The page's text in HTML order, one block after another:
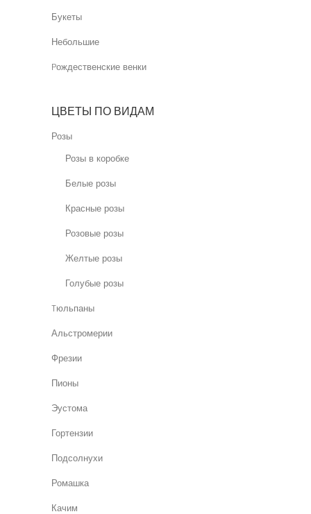
Букеты
Небольшие
Pождественские венки
ЦВЕТЫ ПО ВИДАМ
Розы
Розы в коробке
Белые розы
Красные розы
Розовые розы
Желтые розы
Голубые розы
Tюльпаны
Альстромерии
Фрезии
Пионы
Эустома
Гортензии
Подсолнухи
Ромашка
Качим